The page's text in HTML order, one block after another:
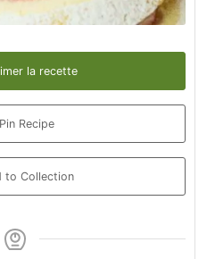
la recette
Pin Recipe
to Collection